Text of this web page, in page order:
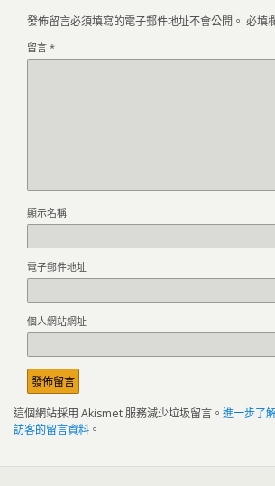
發佈留言必須填寫的電子郵件地址不會公開。 必填
留言 *
顯示名稱
電子郵件地址
個人網站網址
這個網站採用 Akismet 服務減少垃圾留言。 進一步了
訪客的留言資料 。